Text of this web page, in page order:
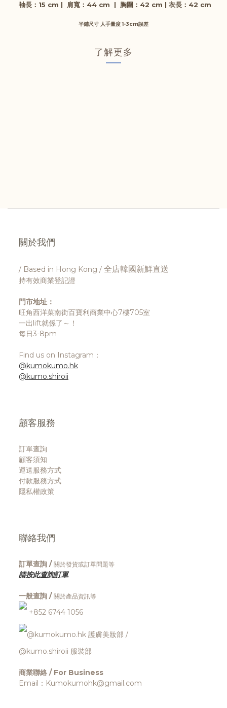
袖長：15 cm | 肩寬：44 cm | 胸圍 ：42 cm | 衣長：42 cm
平鋪尺寸 人手量度 1-3cm誤差
了解更多
關於我們
/ Based in Hong Kong / 全店韓國新鮮直送
持有效商業登記證
門市地址：
旺角西洋菜南街百寶利商業中心7樓705室
一出lift就係了～！
每日3-8pm
Find us on Instagram：
@kumokumo.hk
@kumo.shiroii
顧客服務
訂單查詢
顧客須知
運送服務方式
付款服務方式
隱私權政策
聯絡我們
訂單查詢 / 關於發貨或訂單問題等
請按此查詢訂單
一般查詢 / 關於產品資訊等
+852 6744 1056
@kumokumo.hk 護膚美妝部 /
@kumo.shiroii 服裝部
商業聯絡 / For Business
Email：Kumokumohk@gmail.com